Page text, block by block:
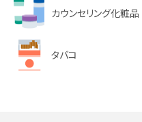
カウンセリング化粧品
タバコ